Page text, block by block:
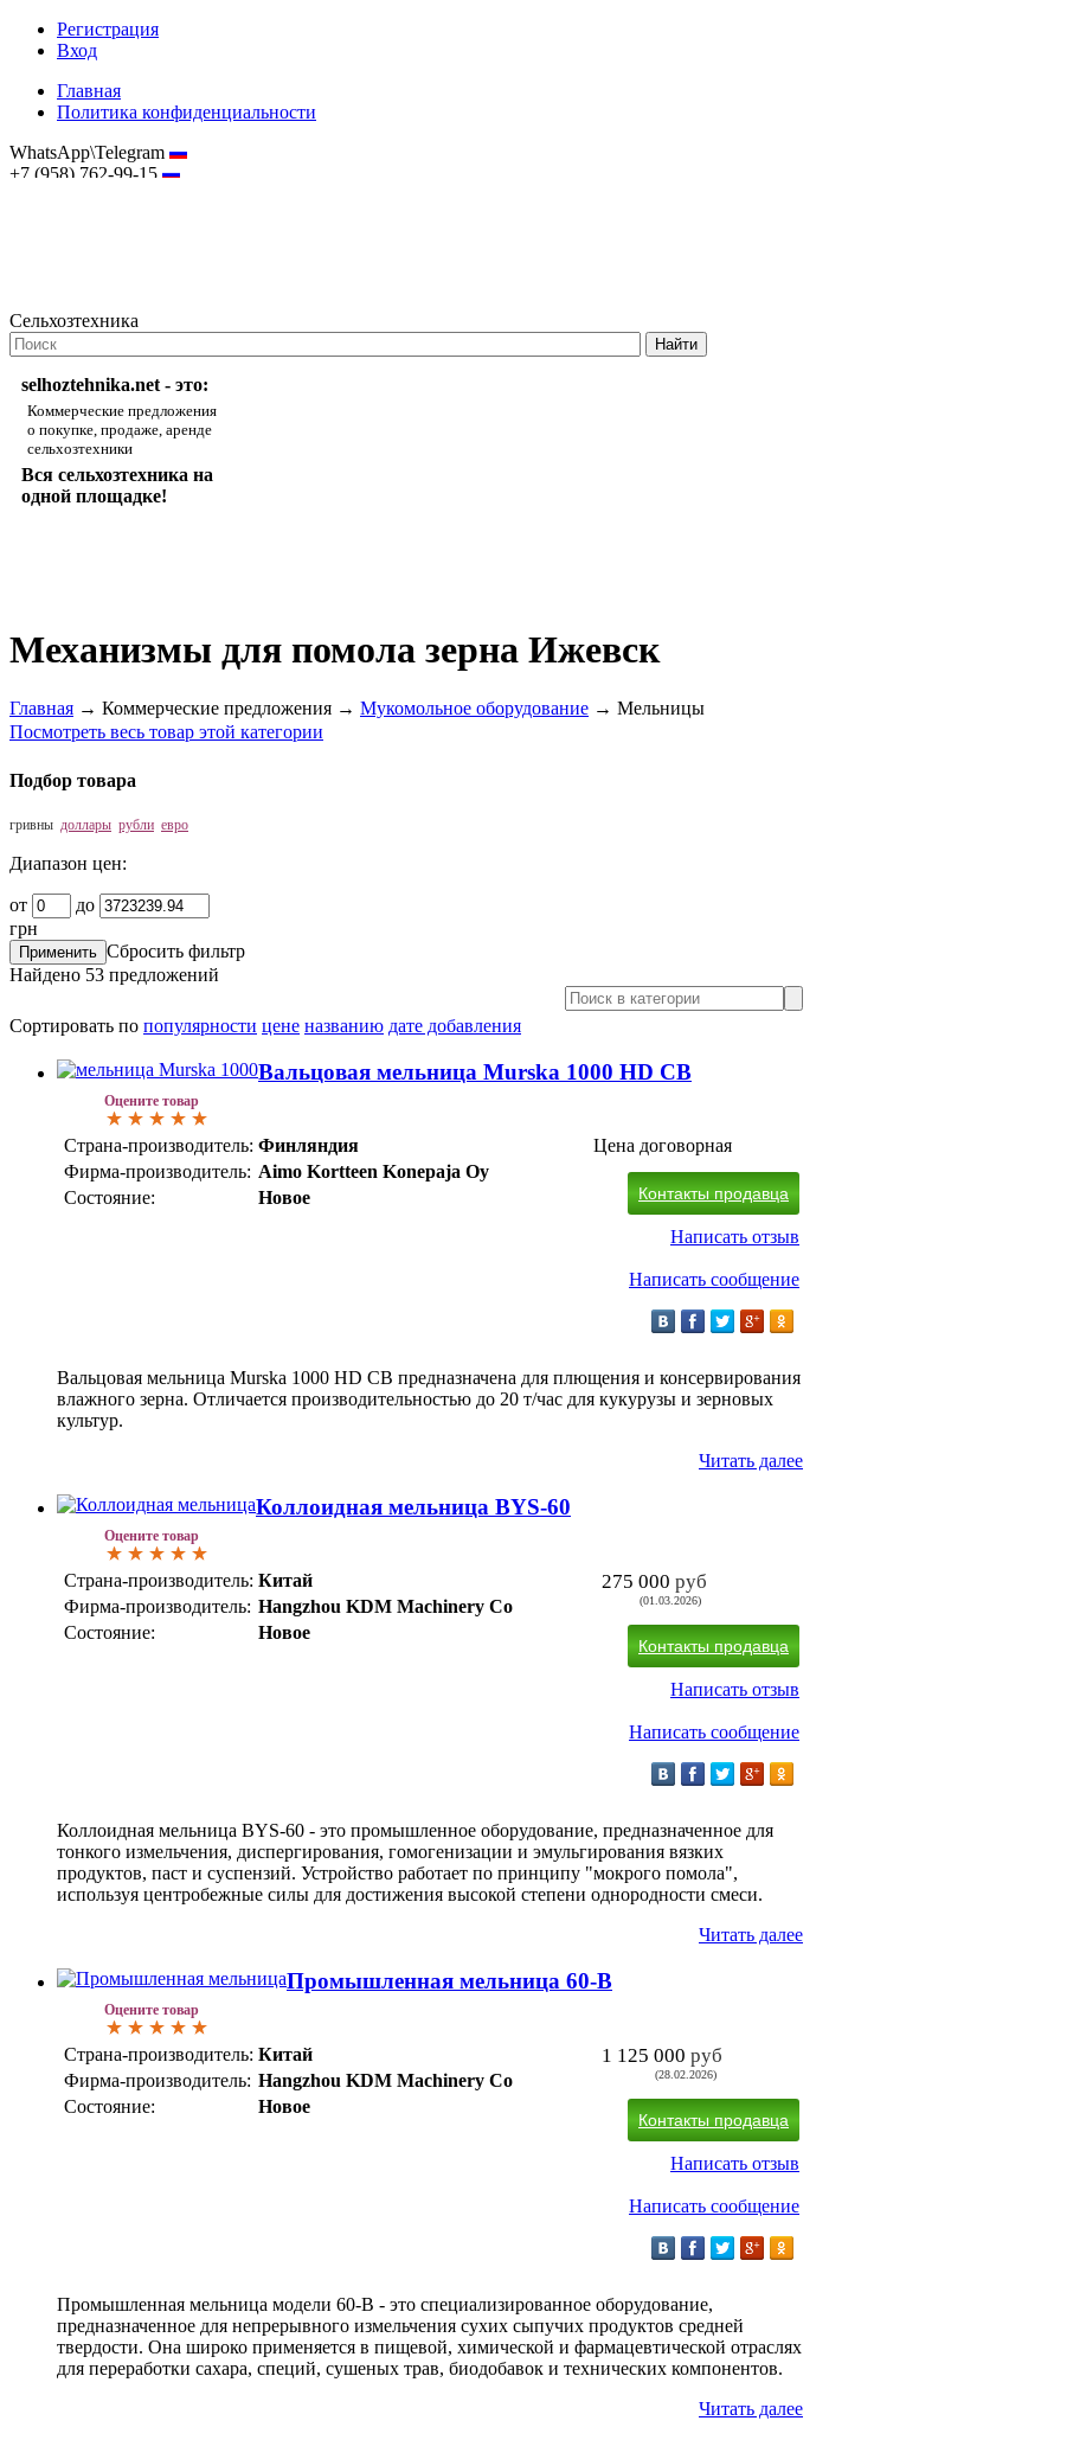
Регистрация
Вход
Главная
Политика конфиденциальности
WhatsApp\Telegram
+7 (958) 762-99-15
Сельхозтехника
selhoztehnika.net - это:
Коммерческие предложения
о покупке, продаже, аренде
сельхозтехники
Вся сельхозтехника на
одной площадке!
Механизмы для помола зерна Ижевск
Главная → Коммерческие предложения → Мукомольное оборудование → Мельницы
Посмотреть весь товар этой категории
Подбор товара
гривны доллары рубли евро
Диапазон цен:
от
до
грн
Сбросить фильтр
Найдено 53 предложений
Сортировать по популярности цене названию дате добавления
Оцените товар
Вальцовая мельница Murska 1000 HD CB
Страна-производитель: Финляндия
Фирма-производитель: Aimo Kortteen Konepaja Oy
Состояние:
Новое
Цена договорная
Контакты продавца
Написать отзыв
Написать сообщение
Вальцовая мельница Murska 1000 HD CB предназначена для плющения и консервирования
влажного зерна. Отличается производительностью до 20 т/час для кукурузы и зерновых
культур.
Читать далее
Оцените товар
Коллоидная мельница BYS-60
Страна-производитель: Китай
Фирма-производитель: Hangzhou KDM Machinery Co
Состояние:
Новое
275 000 руб
(01.03.2026)
Контакты продавца
Написать отзыв
Написать сообщение
Коллоидная мельница BYS-60 - это промышленное оборудование, предназначенное для
тонкого измельчения, диспергирования, гомогенизации и эмульгирования вязких
продуктов, паст и суспензий. Устройство работает по принципу "мокрого помола",
используя центробежные силы для достижения высокой степени однородности смеси.
Читать далее
Оцените товар
Промышленная мельница 60-B
Страна-производитель: Китай
Фирма-производитель: Hangzhou KDM Machinery Co
Состояние:
Новое
1 125 000 руб
(28.02.2026)
Контакты продавца
Написать отзыв
Написать сообщение
Промышленная мельница модели 60-B - это специализированное оборудование,
предназначенное для непрерывного измельчения сухих сыпучих продуктов средней
твердости. Она широко применяется в пищевой, химической и фармацевтической отраслях
для переработки сахара, специй, сушеных трав, биодобавок и технических компонентов.
Читать далее